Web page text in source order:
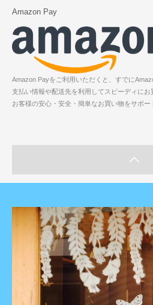
Amazon Pay
Amazon Payをご利用いただくと、すでに
支払い情報や配送先を利用してスピーディに
お客様の安心・安全・簡単なお買い物をサポー